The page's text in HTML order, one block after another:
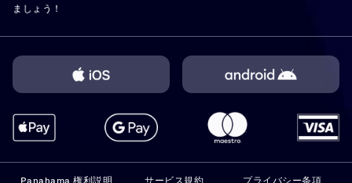
ましょう！